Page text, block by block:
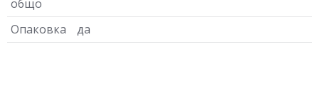
общо
Опаковка да